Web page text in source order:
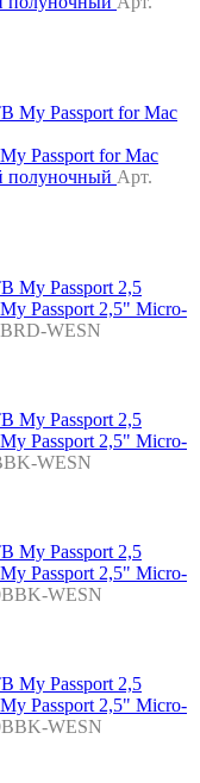
Passport for Mac
полуночный Арт.
Passport 2,5" Micro-
WESN
Passport 2,5" Micro-
WESN
Passport 2,5" Micro-
WESN
Passport 2,5" Micro-
WESN